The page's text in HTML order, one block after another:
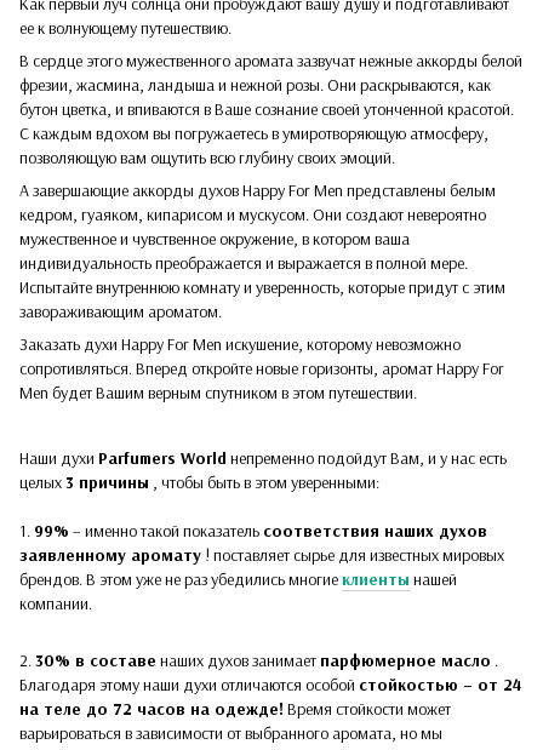
ее к волнующему путешествию.
В сердце этого мужественного аромата зазвучат нежные аккорды белой
фрезии, жасмина, ландыша и нежной розы. Они раскрываются, как
бутон цветка, и впиваются в Ваше сознание своей утонченной красотой.
С каждым вдохом вы погружаетесь в умиротворяющую атмосферу,
позволяющую вам ощутить всю глубину своих эмоций.
А завершающие аккорды духов Happy For Men представлены белым
кедром, гуаяком, кипарисом и мускусом. Они создают невероятно
мужественное и чувственное окружение, в котором ваша
индивидуальность преображается и выражается в полной мере.
Испытайте внутреннюю комнату и уверенность, которые придут с этим
завораживающим ароматом.
Заказать духи Happy For Men искушение, которому невозможно
сопротивляться. Вперед откройте новые горизонты, аромат Happy For
Men будет Вашим верным спутником в этом путешествии.
Наши духи Parfumers World непременно подойдут Вам, и у нас есть
целых3 причины , чтобы быть в этом уверенными:
1. 99% – именно такой показатель соответствия наших духов
заявленному аромату ! поставляет сырье для известных мировых
брендов. В этом уже не раз убедились многие клиенты нашей
компании.
2. 30% в составе наших духовзанимает парфюмерное масло .
Благодаря этому наши духи отличаются особой стойкостью – от 24
на теле до 72 часов на одежде! Время стойкости может
варьироваться в зависимости от выбранного аромата, но мы